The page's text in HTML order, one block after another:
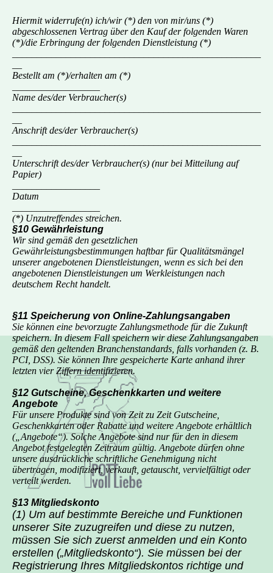
Hiermit widerrufe(n) ich/wir (*) den von mir/uns (*)
abgeschlossenen Vertrag über den Kauf der folgenden Waren
(*)/die Erbringung der folgenden Dienstleistung (*)
Bestellt am (*)/erhalten am (*)
Name des/der Verbraucher(s)
Anschrift des/der Verbraucher(s)
Unterschrift des/der Verbraucher(s) (nur bei Mitteilung auf
Papier)
Datum
(*) Unzutreffendes streichen.
§10 Gewährleistung
Wir sind gemäß den gesetzlichen
Gewährleistungsbestimmungen haftbar für Qualitätsmängel
unserer angebotenen Dienstleistungen, wenn es sich bei den
angebotenen Dienstleistungen um Werkleistungen nach
deutschem Recht handelt.
§11 Speicherung von Online-Zahlungsangaben
Sie können eine bevorzugte Zahlungsmethode für die Zukunft
speichern. In diesem Fall speichern wir diese Zahlungsangaben
gemäß den geltenden Branchenstandards, falls vorhanden (z. B.
PCI, DSS). Sie können Ihre gespeicherte Karte anhand ihrer
letzten vier Ziffern identifizieren.
§12 Gutscheine, Geschenkkarten und weitere
Angebote
Für unsere Produkte sind von Zeit zu Zeit Gutscheine,
Geschenkkarten oder Rabatte und weitere Angebote erhältlich
(„Angebote“). Solche Angebote sind nur für den in diesem
Angebot festgelegten Zeitraum gültig. Angebote dürfen ohne
unsere ausdrückliche schriftliche Genehmigung nicht
übertragen, modifiziert, verkauft, getauscht, vervielfältigt oder
verteilt werden.
§13 Mitgliedskonto
(1) Um auf bestimmte Bereiche und Funktionen
unserer Site zuzugreifen und diese zu nutzen,
müssen Sie sich zuerst anmelden und ein Konto
erstellen („Mitgliedskonto“). Sie müssen bei der
Registrierung Ihres Mitgliedskontos richtige und